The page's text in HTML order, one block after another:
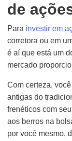
de
Para investir em
corretora ou em
é aí que está um
mercado
Com certeza,
antigas do
frenéticos com
aos berros na
por você mesmo,